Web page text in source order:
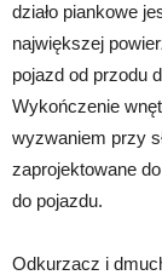
działo piankowe
największej
pojazd od przodu
Wykończenie
wyzwaniem przy
zaprojektowane
do pojazdu.
Odkurzacz i